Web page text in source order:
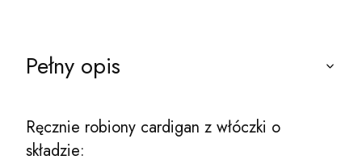
Pełny opis
Ręcznie robiony cardigan z włóczki o
składzie: